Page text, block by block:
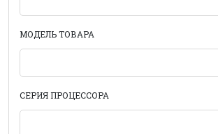
МОДЕЛЬ ТОВАРА
СЕРИЯ ПРОЦЕССОРА